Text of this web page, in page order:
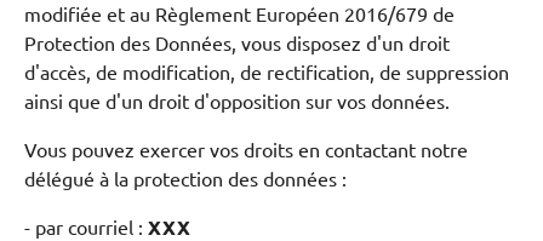
modifiée et au Règlement Européen 2016/679 de
Protection des Données, vous disposez d'un droit
d'accès, de modification, de rectification, de suppression
ainsi que d'un droit d'opposition sur vos données.
Vous pouvez exercer vos droits en contactant notre
délégué à la protection des données :
- par courriel : XXX